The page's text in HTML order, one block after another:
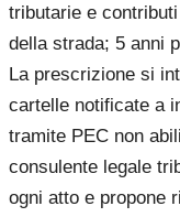
tributarie e
della strada; 5 anni
La prescrizione si
cartelle notificate a
tramite PEC non
consulente legale
ogni atto e propone